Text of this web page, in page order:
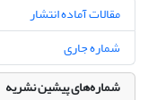
مقالات آماده انتشار
شماره جاری
شماره‌های پیشین نشریه